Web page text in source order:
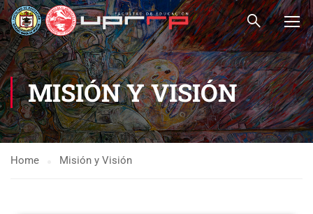
MISIÓN Y VISIÓN
Home Misión y Visión